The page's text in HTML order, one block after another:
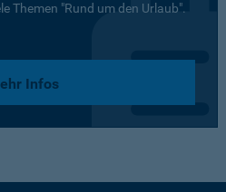
Themen "Rund um den Urlaub".
Infos